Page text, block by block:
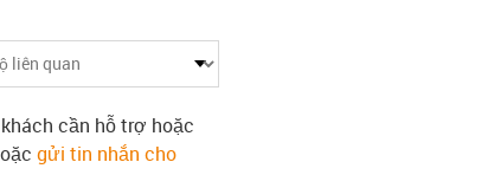
cần hỗ trợ hoặc
gửi tin nhắn cho